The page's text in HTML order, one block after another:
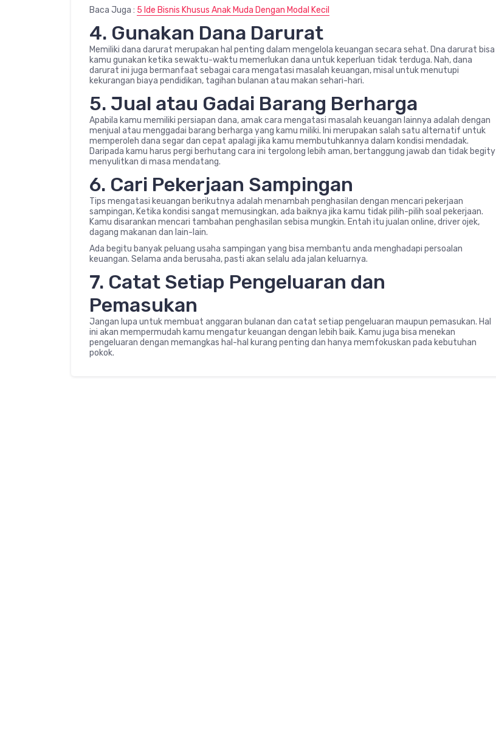
Baca Juga : 5 Ide Bisnis Khusus Anak Muda Dengan Modal Kecil
4. Gunakan Dana Darurat
Memiliki dana darurat merupakan hal penting dalam mengelola keuangan secara sehat. Dna darurat bisa
kamu gunakan ketika sewaktu-waktu memerlukan dana untuk keperluan tidak terduga. Nah, dana
darurat ini juga bermanfaat sebagai cara mengatasi masalah keuangan, misal untuk menutupi
kekurangan biaya pendidikan, tagihan bulanan atau makan sehari-hari.
5. Jual atau Gadai Barang Berharga
Apabila kamu memiliki persiapan dana, amak cara mengatasi masalah keuangan lainnya adalah dengan
menjual atau menggadai barang berharga yang kamu miliki. Ini merupakan salah satu alternatif untuk
memperoleh dana segar dan cepat apalagi jika kamu membutuhkannya dalam kondisi mendadak.
Daripada kamu harus pergi berhutang cara ini tergolong lebih aman, bertanggung jawab dan tidak begity
menyulitkan di masa mendatang.
6. Cari Pekerjaan Sampingan
Tips mengatasi keuangan berikutnya adalah menambah penghasilan dengan mencari pekerjaan
sampingan, Ketika kondisi sangat memusingkan, ada baiknya jika kamu tidak pilih-pilih soal pekerjaan.
Kamu disarankan mencari tambahan penghasilan sebisa mungkin. Entah itu jualan online, driver ojek,
dagang makanan dan lain-lain.
Ada begitu banyak peluang usaha sampingan yang bisa membantu anda menghadapi persoalan
keuangan. Selama anda berusaha, pasti akan selalu ada jalan keluarnya.
7. Catat Setiap Pengeluaran dan
Pemasukan
Jangan lupa untuk membuat anggaran bulanan dan catat setiap pengeluaran maupun pemasukan. Hal
ini akan mempermudah kamu mengatur keuangan dengan lebih baik. Kamu juga bisa menekan
pengeluaran dengan memangkas hal-hal kurang penting dan hanya memfokuskan pada kebutuhan
pokok.